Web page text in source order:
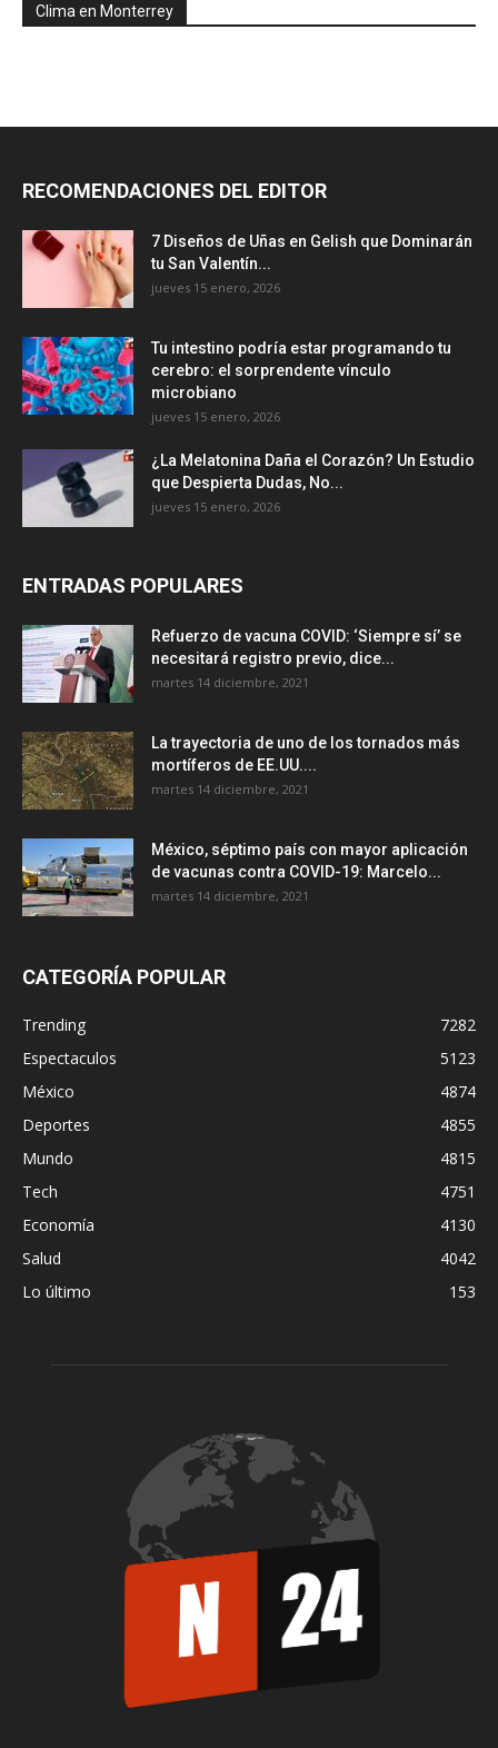
Clima en Monterrey
RECOMENDACIONES DEL EDITOR
7 Diseños de Uñas en Gelish que Dominarán
tu San Valentín...
jueves 15 enero, 2026
Tu intestino podría estar programando tu
cerebro: el sorprendente vínculo
microbiano
jueves 15 enero, 2026
¿La Melatonina Daña el Corazón? Un Estudio
que Despierta Dudas, No...
jueves 15 enero, 2026
ENTRADAS POPULARES
Refuerzo de vacuna COVID: ‘Siempre sí’ se
necesitará registro previo, dice...
martes 14 diciembre, 2021
La trayectoria de uno de los tornados más
mortíferos de EE.UU....
martes 14 diciembre, 2021
México, séptimo país con mayor aplicación
de vacunas contra COVID-19: Marcelo...
martes 14 diciembre, 2021
CATEGORÍA POPULAR
Trending
7282
Espectaculos
5123
México
4874
Deportes
4855
Mundo
4815
Tech
4751
Economía
4130
Salud
4042
Lo último
153